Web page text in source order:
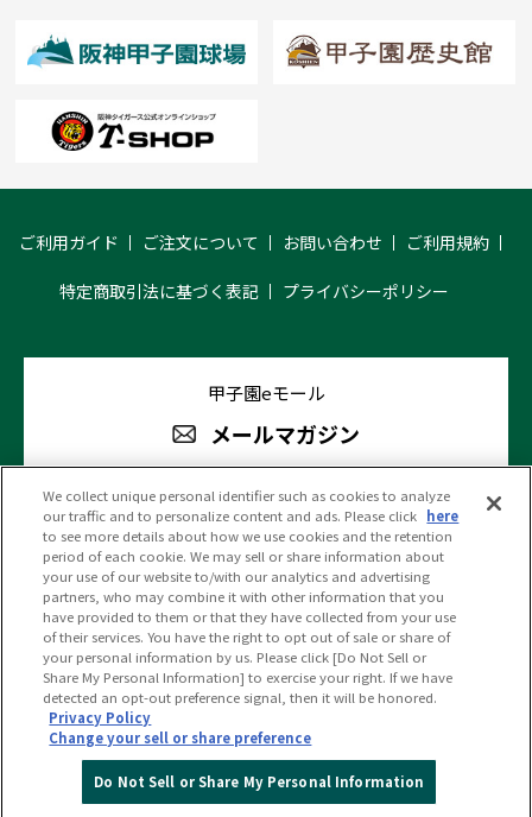
ご利用ガイド ご注文について お問い合わせ ご利用規約
特定商取引法に基づく表記 プライバシーポリシー
甲子園eモール
メールマガジン
阪神甲子園球場 公式SNS
(c)HANSHIN KOSHIEN STADIUM All Rights Reserved.
PC版を見る
We collect unique personal identifier such as cookies to analyze
our traffic and to personalize content and ads. Please click here
to see more details about how we use cookies and the retention
period of each cookie. We may sell or share information about
your use of our website to/with our analytics and advertising
partners, who may combine it with other information that you
have provided to them or that they have collected from your use
of their services. You have the right to opt out of sale or share of
your personal information by us. Please click [Do Not Sell or
Share My Personal Information] to exercise your right. If we have
detected an opt-out preference signal, then it will be honored.
Privacy Policy
Change your sell or share preference
Do Not Sell or Share My Personal Information